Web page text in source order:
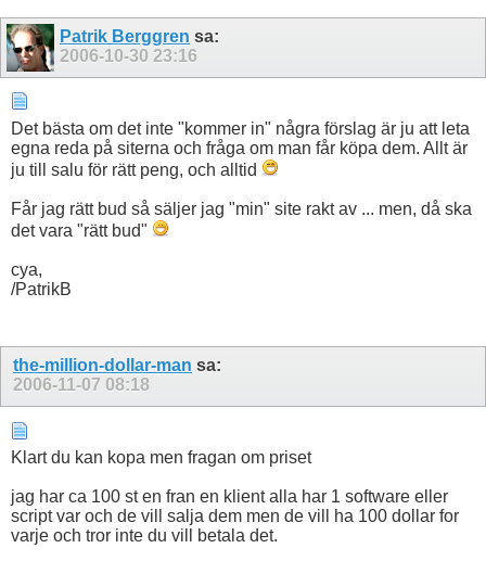
Patrik Berggren sa:
2006-10-30 23:16
Det bästa om det inte "kommer in" några förslag är ju att leta
egna reda på siterna och fråga om man får köpa dem. Allt är
ju till salu för rätt peng, och alltid
Får jag rätt bud så säljer jag "min" site rakt av ... men, då ska
det vara "rätt bud"
cya,
/PatrikB
the-million-dollar-man sa:
2006-11-07 08:18
Klart du kan kopa men fragan om priset
jag har ca 100 st en fran en klient alla har 1 software eller
script var och de vill salja dem men de vill ha 100 dollar for
varje och tror inte du vill betala det.